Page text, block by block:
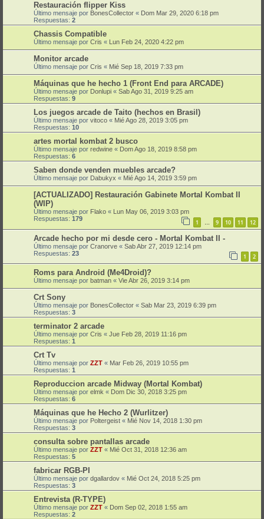
Restauración flipper Kiss
Último mensaje por BonesCollector « Dom Mar 29, 2020 6:18 pm
Respuestas: 2
Chassis Compatible
Último mensaje por Cris « Lun Feb 24, 2020 4:22 pm
Monitor arcade
Último mensaje por Cris « Mié Sep 18, 2019 7:33 pm
Máquinas que he hecho 1 (Front End para ARCADE)
Último mensaje por Donlupi « Sab Ago 31, 2019 9:25 am
Respuestas: 9
Los juegos arcade de Taito (hechos en Brasil)
Último mensaje por vitoco « Mié Ago 28, 2019 3:05 pm
Respuestas: 10
artes mortal kombat 2 busco
Último mensaje por redwine « Dom Ago 18, 2019 8:58 pm
Respuestas: 6
Saben donde venden muebles arcade?
Último mensaje por Dabukyx « Mié Ago 14, 2019 3:59 pm
[ACTUALIZADO] Restauración Gabinete Mortal Kombat II
(WIP)
Último mensaje por Flako «
Lun May 06, 2019 3:03 pm
Respuestas: 179 1 … 9 10 11 12
Arcade hecho por mi desde cero - Mortal Kombat II -
Último mensaje por Cranorve « Sab Abr 27, 2019 12:14 pm
Respuestas: 23 1 2
Roms para Android (Me4Droid)?
Último mensaje por batman « Vie Abr 26, 2019 3:14 pm
Crt Sony
Último mensaje por BonesCollector « Sab Mar 23, 2019 6:39 pm
Respuestas: 3
terminator 2 arcade
Último mensaje por Cris « Jue Feb 28, 2019 11:16 pm
Respuestas: 1
Crt Tv
Último mensaje por ZZT « Mar Feb 26, 2019 10:55 pm
Respuestas: 1
Reproduccion arcade Midway (Mortal Kombat)
Último mensaje por elmk « Dom Dic 30, 2018 3:25 pm
Respuestas: 6
Máquinas que he Hecho 2 (Wurlitzer)
Último mensaje por Poltergeist « Mié Nov 14, 2018 1:30 pm
Respuestas: 3
consulta sobre pantallas arcade
Último mensaje por ZZT « Mié Oct 31, 2018 12:36 am
Respuestas: 5
fabricar RGB-PI
Último mensaje por dgallardov « Mié Oct 24, 2018 5:25 pm
Respuestas: 3
Entrevista (R-TYPE)
Último mensaje por ZZT « Dom Sep 02, 2018 1:55 am
Respuestas: 2